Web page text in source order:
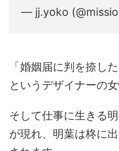
— jj.yoko
「婚姻届に判を捺し
というデザイナーの
そして仕事に生きる
が現れ、明葉は柊に